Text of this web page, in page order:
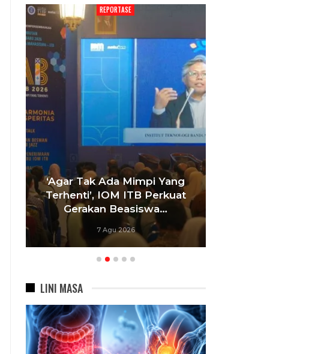
REPORTASE
‘Agar Tak Ada Mimpi Yang
Terhenti’, IOM ITB Perkuat
Gerakan Beasiswa…
7 Agu 2026
Satukan Siswa Dari
Sekolah, Pelatih
LINI MASA